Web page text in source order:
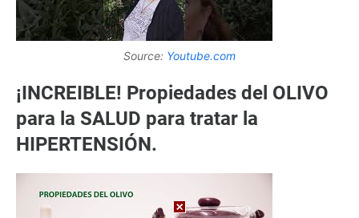
Source: Youtube.com
¡INCREIBLE! Propiedades del OLIVO
para la SALUD para tratar la
HIPERTENSIÓN.